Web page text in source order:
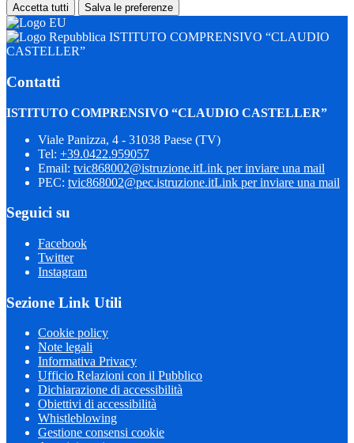
Accetta tutti Salva le preferenze
ISTITUTO COMPRENSIVO “CLAUDIO
CASTELLER”
Contatti
ISTITUTO COMPRENSIVO “CLAUDIO CASTELLER”
Viale Panizza, 4 - 31038 Paese (TV)
Tel: +39.0422.959057
Email: tvic868002@istruzione.itLink per inviare una mail
PEC: tvic868002@pec.istruzione.itLink per inviare una mail
Seguici su
Facebook
Twitter
Instagram
Sezione Link Utili
Cookie policy
Note legali
Informativa Privacy
Ufficio Relazioni con il Pubblico
Dichiarazione di accessibilità
Obiettivi di accessibilità
Whistleblowing
Gestione consensi cookie